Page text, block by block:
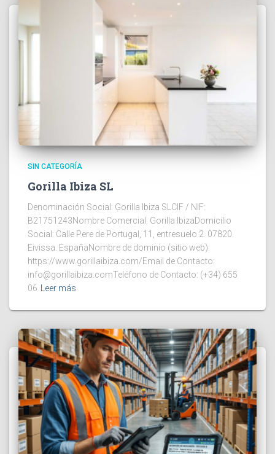
SIN CATEGORÍA
Gorilla Ibiza SL
Denominación Social: Gorilla Ibiza SLCIF / NIF:
B21751243Nombre Comercial: Gorilla IbizaDomicilio
Social: Calle Pere de Portugal, 11, entresuelo 2. 07820.
Eivissa. EspañaNombre de dominio (sitio web):
https://www.gorillaibiza.com/Email de Contacto:
info@gorillaibiza.comTeléfono de Contacto: (+34) 655
06
Leer más